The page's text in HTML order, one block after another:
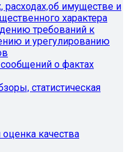
расходах,об имуществе и
характера
требований к
и урегулированию
о фактах
статистическая
качества